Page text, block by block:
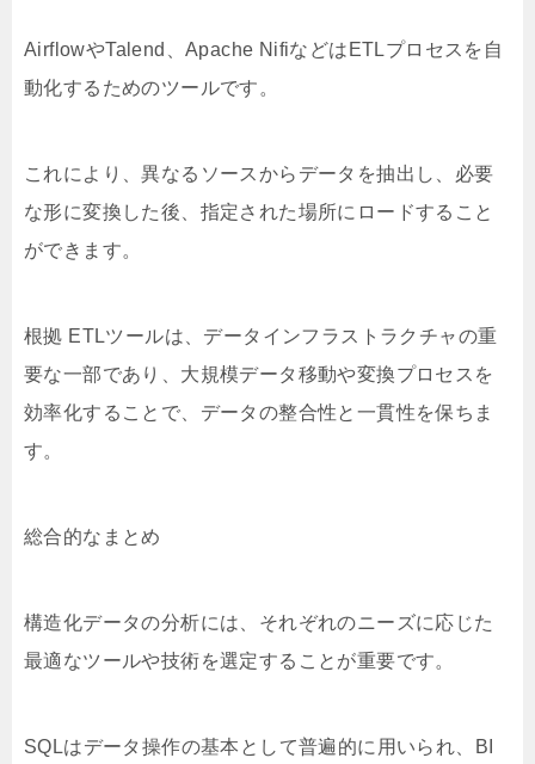
AirflowやTalend、Apache NifiなどはETLプロセスを自
動化するためのツールです。
これにより、異なるソースからデータを抽出し、必要
な形に変換した後、指定された場所にロードすること
ができます。
根拠 ETLツールは、データインフラストラクチャの重
要な一部であり、大規模データ移動や変換プロセスを
効率化することで、データの整合性と一貫性を保ちま
す。
総合的なまとめ
構造化データの分析には、それぞれのニーズに応じた
最適なツールや技術を選定することが重要です。
SQLはデータ操作の基本として普遍的に用いられ、BI